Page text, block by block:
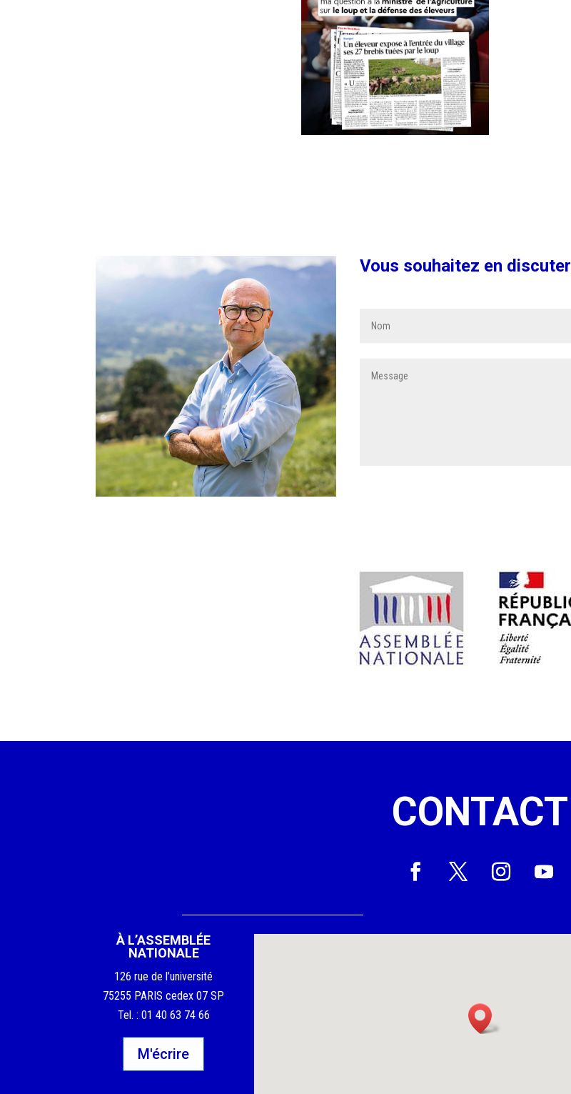
Vous souhaitez en
CONTACT
À L’ASSEMBLÉE
NATIONALE
126 rue de l’université
75255 PARIS cedex 07 SP
Tel. : 01 40 63 74 66
M'écrire